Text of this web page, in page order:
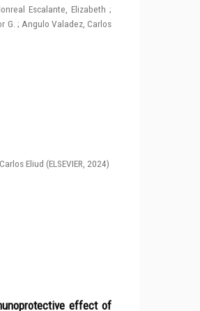
Escalante, Elizabeth;
G. ; Angulo Valadez, Carlos
Eliud (ELSEVIER 2024)
effect of